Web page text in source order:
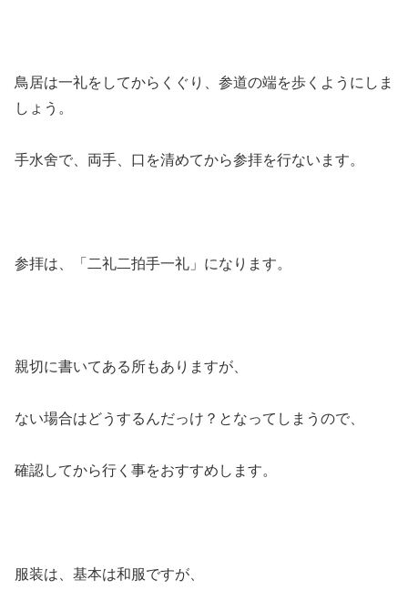
鳥居は一礼をしてからくぐり、参道の端を歩くようにしま
しょう。
手水舍で、両手、口を清めてから参拝を行ないます。
参拝は、「二礼二拍手一礼」になります。
親切に書いてある所もありますが、
ない場合はどうするんだっけ？となってしまうので、
確認してから行く事をおすすめします。
服装は、 基本は和服ですが、